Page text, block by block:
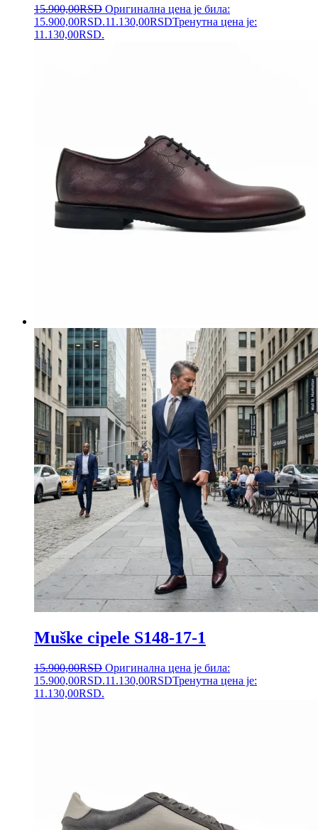
15.900,00RSD Оригинална цена је била:
15.900,00RSD.11.130,00RSDТренутна цена је:
11.130,00RSD.
Muške cipele S148-17-1
15.900,00RSD Оригинална цена је била:
15.900,00RSD.11.130,00RSDТренутна цена је:
11.130,00RSD.